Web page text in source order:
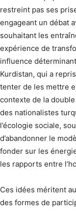
restreint pas ses
engageant un débat
souhaitant les
expérience de
influence
Kurdistan, qui a
tenter de les mettre
contexte de la
des nationalistes
l’écologie sociale,
d’abandonner le
fonder sur les
les rapports entre
Ces idées méritent
des formes de